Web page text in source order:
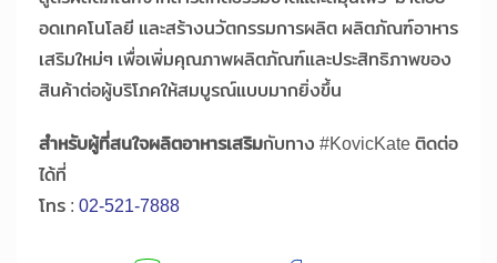
อดเทคโนโลยี และสร้างนวัตกรรมการผลิต ผลิตภัณฑ์อาหาร
เสริมใหม่ๆ เพื่อเพิ่มคุณภาพผลิตภัณฑ์และประสิทธิภาพของ
สินค้าต่อผู้บริโภคให้สมบูรณ์แบบมากยิ่งขึ้น
สำหรับผู้ที่สนใจผลิตอาหารเสริมกับทาง #KovicKate ติดต่อ
ได้ที่
โทร : 02-521-7888